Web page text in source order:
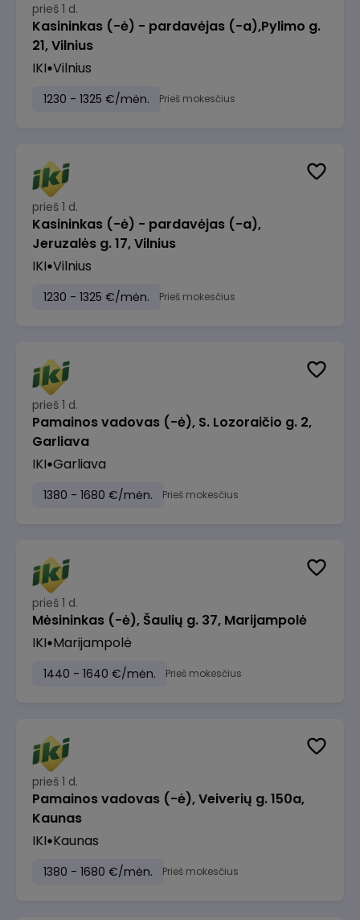
prieš 1 d.
Kasininkas (-ė) - pardavėjas (-a),Pylimo g.
21, Vilnius
IKI Vilnius
1230 - 1325 €/mėn. Prieš mokesčius
prieš 1 d.
Kasininkas (-ė) - pardavėjas (-a),
Jeruzalės g. 17, Vilnius
IKI Vilnius
1230 - 1325 €/mėn. Prieš mokesčius
prieš 1 d.
Pamainos vadovas (-ė), S. Lozoraičio g. 2,
Garliava
IKI Garliava
1380 - 1680 €/mėn. Prieš mokesčius
prieš 1 d.
Mėsininkas (-ė), Šaulių g. 37, Marijampolė
IKI Marijampolė
1440 - 1640 €/mėn. Prieš mokesčius
prieš 1 d.
Pamainos vadovas (-ė), Veiverių g. 150a,
Kaunas
IKI Kaunas
1380 - 1680 €/mėn. Prieš mokesčius